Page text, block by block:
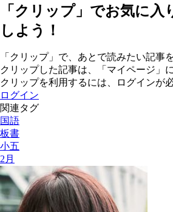
「クリップ」でお気に入
しよう！
「クリップ」で、あとで読みたい記事
クリップした記事は、「マイページ」
クリップを利用するには、ログインが
ログイン
関連タグ
国語
板書
小五
2月